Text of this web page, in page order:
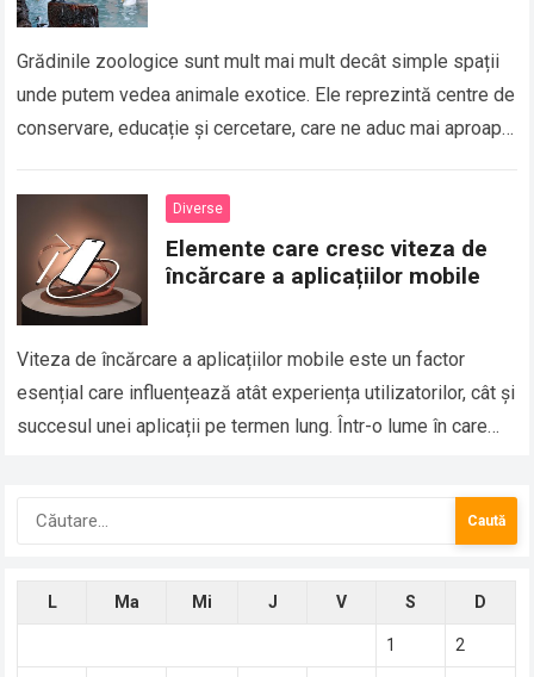
Grădinile zoologice sunt mult mai mult decât simple spații
unde putem vedea animale exotice. Ele reprezintă centre de
conservare, educație și cercetare, care ne aduc mai aproape
Diverse
Elemente care cresc viteza de
încărcare a aplicațiilor mobile
Viteza de încărcare a aplicațiilor mobile este un factor
esențial care influențează atât experiența utilizatorilor, cât și
succesul unei aplicații pe termen lung. Într-o lume în care
Caută
L Ma Mi J V S D
1 2